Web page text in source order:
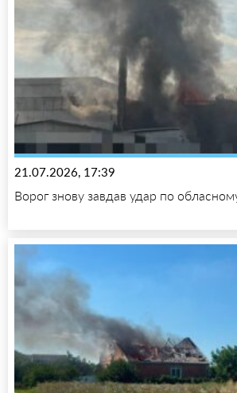
21.07.2026, 17:39
Ворог знову завдав удар по